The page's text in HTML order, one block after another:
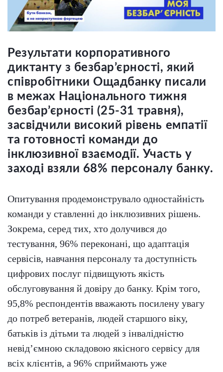
Результати корпоративного
диктанту з безбар’єрності, який
співробітники Ощадбанку писали
в межах Національного тижня
безбар’єрності (25-31 травня),
засвідчили високий рівень емпатії
та готовності команди до
інклюзивної взаємодії. Участь у
заході взяли 68% персоналу банку.
Опитування продемонструвало одностайність
команди у ставленні до інклюзивних рішень.
Зокрема, серед тих, хто долучився до
тестування, 96% переконані, що адаптація
сервісів, навчання персоналу та доступність
цифрових послуг підвищують якість
обслуговування й довіру до банку. Крім того,
95,8% респондентів вважають посилену увагу
до потреб ветеранів, людей старшого віку,
батьків із дітьми та людей з інвалідністю
невід’ємною складовою якісного сервісу для
всіх клієнтів, а 96% сприймають уже